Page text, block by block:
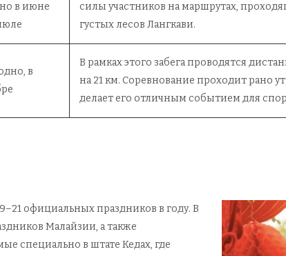
в июне
силы участников на маршрутах,
густых лесов Лангкави.
в
В рамках этого забега проводятся
на 21 км. Соревнование проходит рано
делает его отличным событием для
официальных праздников в году. В
Малайзии, а также
специально в штате Кедах, где